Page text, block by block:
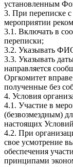
установленным
3. При переписке с
мероприятии
3.1. Включать в
переписки;
3.2. Указывать
3.3. Указывать
направляется
Оргкомитет
полученные без
4. Условия
4.1. Участие в
(безвозмездным)
настоящих
4.2. При
свое усмотрение
обеспечения
принципами